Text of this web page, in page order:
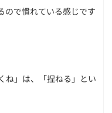
ので慣れている感じです
ね」は、「捏ねる」とい